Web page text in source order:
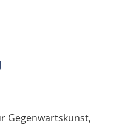
Gegenwartskunst,